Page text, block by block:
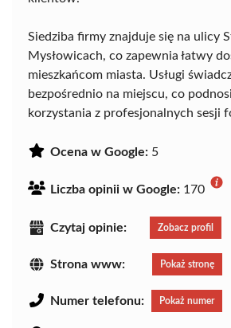
Siedziba firmy znajduje się na ulicy
Mysłowicach, co zapewnia łatwy
mieszkańcom miasta. Usługi
bezpośrednio na miejscu, co
korzystania z profesjonalnych sesji
Ocena w Google: 5
Liczba opinii w Google: 170
Czytaj opinie: Zobacz profil
Strona www: Pokaż stronę
Numer telefonu: Pokaż numer